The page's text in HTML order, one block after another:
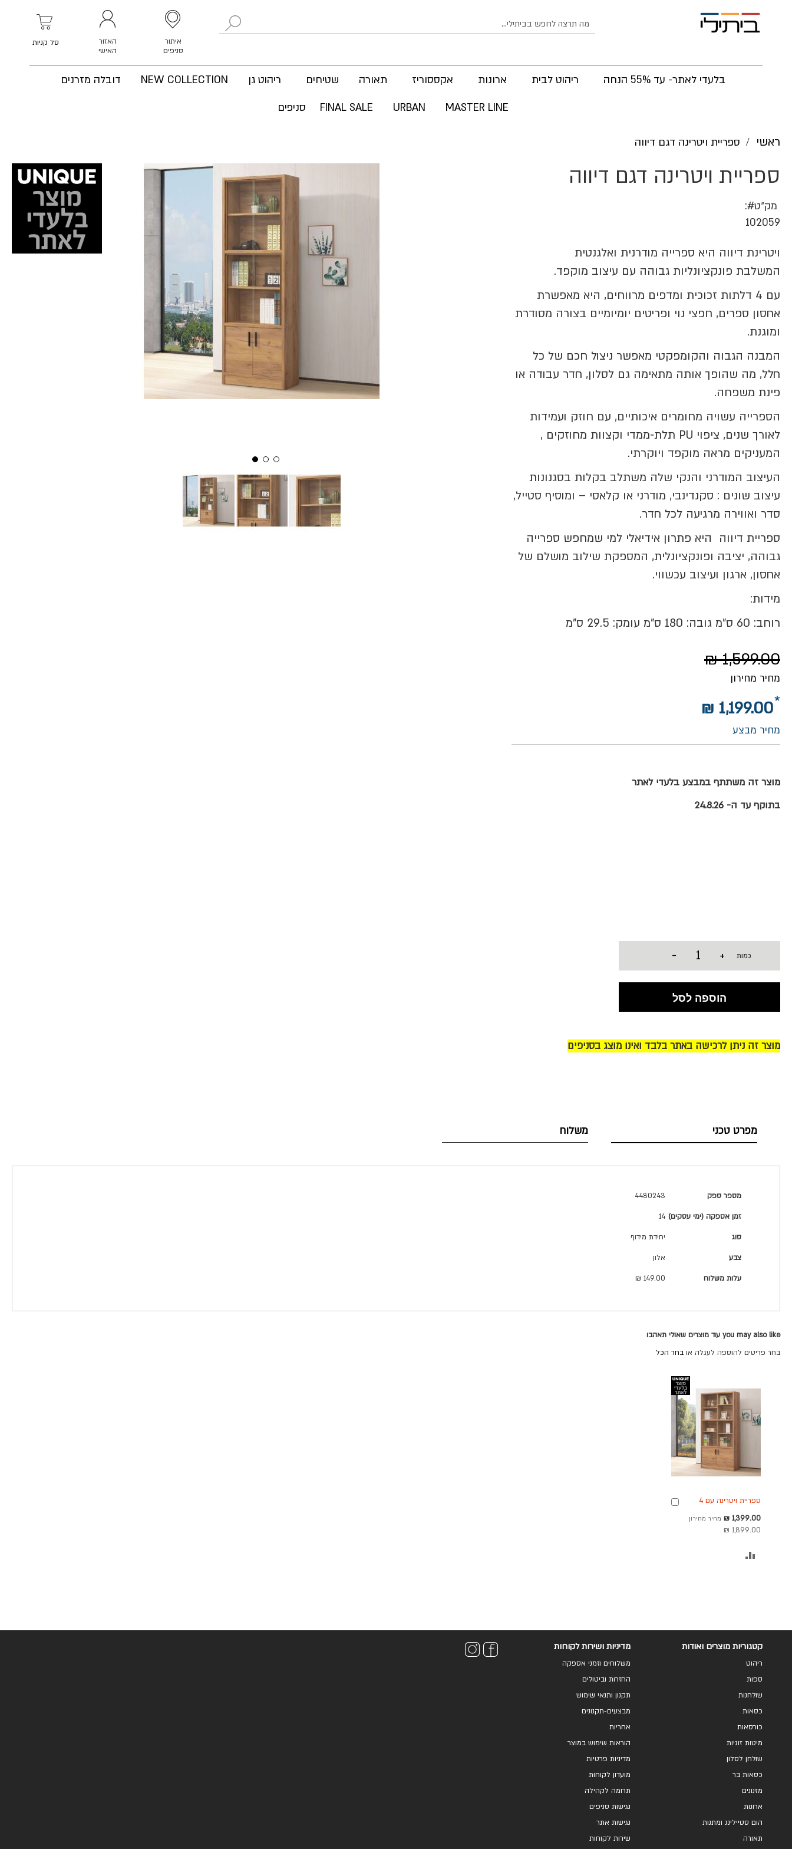
לחפש
האזור
האישי
איתור
סניפים
סל קניות
בלעדי לאתר- עד 55% הנחה ריהוט לבית ארונות אקססוריז תאורה שטיחים ריהוט גן NEW COLLECTION דובלה מזרנים
MASTER LINE
URBAN
FINAL SALE סניפים
ראשי ספריית ויטרינה דגם דיווה
ספריית ויטרינה דגם דיווה
מק״ט
102059
ויטרינת דיווה היא ספרייה מודרנית ואלגנטית
המשלבת פונקציונליות גבוהה עם עיצוב מוקפד.
עם 4 דלתות זכוכית ומדפים מרווחים, היא מאפשרת
אחסון ספרים, חפצי נוי ופריטים יומיומיים בצורה מסודרת
ומוגנת.
המבנה הגבוה והקומפקטי מאפשר ניצול חכם של כל
חלל, מה שהופך אותה מתאימה גם לסלון, חדר עבודה או
פינת משפחה.
הספרייה עשויה מחומרים איכותיים, עם חוזק ועמידות
לאורך שנים
, ציפוי PU תלת‑ממדי וקצוות מחוזקים ,
המעניקים מראה מוקפד ויוקרתי.
העיצוב המודרני והנקי שלה משתלב בקלות בסגנונות
עיצוב שונים : סקנדינבי, מודרני או קלאסי – ומוסיף סטייל,
סדר ואווירה מרגיעה לכל חדר.
ספריית דיווה היא פתרון אידיאלי למי שמחפש ספרייה
גבוהה, יציבה ופונקציונלית, המספקת שילוב מושלם של
אחסון, ארגון ועיצוב עכשווי.
מידות:
רוחב: 60 ס"מ גובה: 180 ס"מ עומק: 29.5 ס"מ
מחיר מבצע
1,199.00 ₪
מחיר מחירון
1,599.00 ₪
מוצר זה משתתף במבצע בלעדי לאתר
בתוקף עד ה- 24.8.26
כמות +
-
הוספה לסל
מוצר זה ניתן לרכישה באתר בלבד ואינו מוצג בסניפים
מפרט טכני
מספר ספק 4480243
זמן אספקה (ימי עסקים) 14
סוג יחידת מידוף
צבע אלון
עלות משלוח 149.00 ₪
משלוח
you may also like עוד מוצרים שאולי תאהבו
בחר פריטים להוספה לעגלה או בחר הכל
ספריית ויטרינה עם 4
מחיר
מבצע
1,399.00 ₪ מחיר מחירון
1,899.00 ₪
הוספה
קטגוריות מוצרים ואודות
ריהוט
ספות
שולחנות
כסאות
כורסאות
מיטות זוגיות
שולחן לסלון
כסאות בר
מזנונים
ארונות
הום סטיילינג ומתנות
תאורה
מדיניות ושירות לקוחות
משלוחים וזמני אספקה
החזרות וביטולים
תקנון ותנאי שימוש
מבצעים-תקנונים
אחריות
הוראות שימוש במוצר
מדיניות פרטיות
מועדון לקוחות
תרומה לקהילה
נגישות סניפים
נגישות אתר
שירות לקוחות